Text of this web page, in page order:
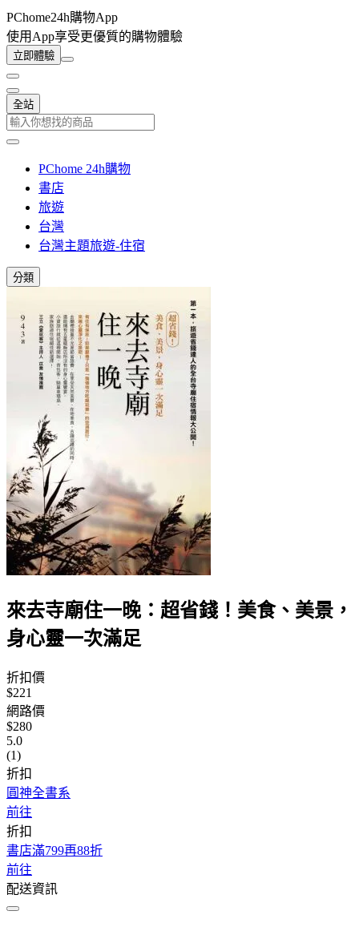
PChome24h購物App
使用App享受更優質的購物體驗
立即體驗
全站
PChome 24h購物
書店
旅遊
台灣
台灣主題旅遊-住宿
分類
來去寺廟住一晚：超省錢！美食、美景，
身心靈一次滿足
折扣價
$221
網路價
$280
5.0
(1)
折扣
圓神全書系
前往
折扣
書店滿799再88折
前往
配送資訊